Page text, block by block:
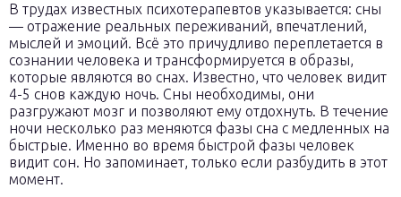
В трудах известных психотерапевтов указывается: сны
— отражение реальных переживаний, впечатлений,
мыслей и эмоций. Всё это причудливо переплетается в
сознании человека и трансформируется в образы,
которые являются во снах. Известно, что человек видит
4-5 снов каждую ночь. Сны необходимы, они
разгружают мозг и позволяют ему отдохнуть. В течение
ночи несколько раз меняются фазы сна с медленных на
быстрые. Именно во время быстрой фазы человек
видит сон. Но запоминает, только если разбудить в этот
момент.